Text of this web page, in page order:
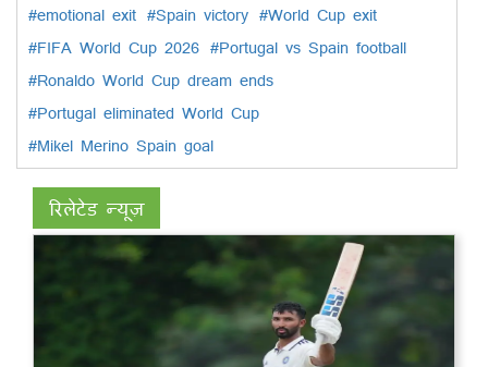
#emotional exit #Spain victory #World Cup exit
#FIFA World Cup 2026 #Portugal vs Spain football
#Ronaldo World Cup dream ends
#Portugal eliminated World Cup
#Mikel Merino Spain goal
रिलेटेड न्यूज़